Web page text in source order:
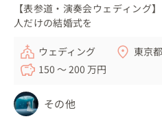
【表参道・演奏会ウェディング
人だけの結婚式を
ウェディング
東京都
150 〜 200 万円
その他